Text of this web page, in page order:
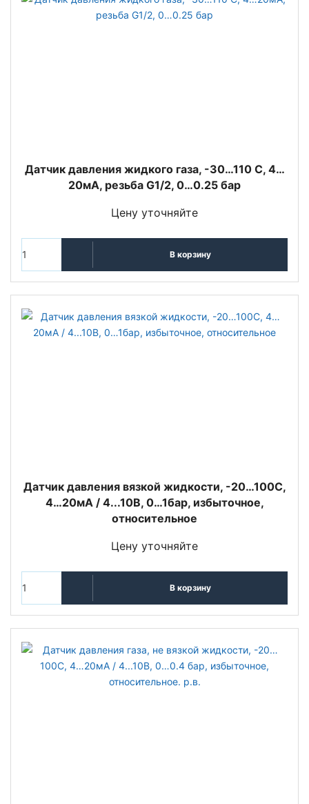
Датчик давления жидкого газа, -30…110 С, 4…
20мА, резьба G1/2, 0…0.25 бар
Цену уточняйте
В корзину
Датчик давления вязкой жидкости, -20…100С,
4…20мА / 4...10В, 0…1бар, избыточное,
относительное
Цену уточняйте
В корзину